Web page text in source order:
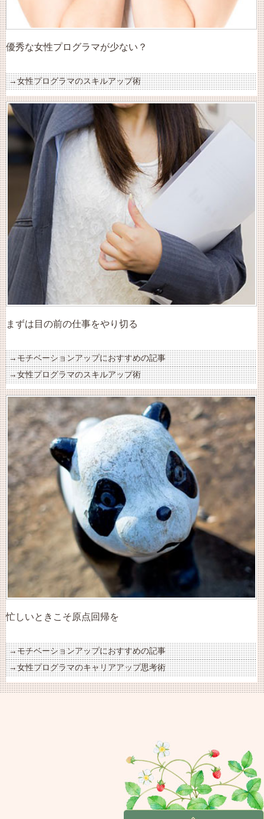
優秀な女性プログラマが少ない？
女性プログラマのスキルアップ術
まずは目の前の仕事をやり切る
モチベーションアップにおすすめの記事
女性プログラマのスキルアップ術
忙しいときこそ原点回帰を
モチベーションアップにおすすめの記事
女性プログラマのキャリアアップ思考術